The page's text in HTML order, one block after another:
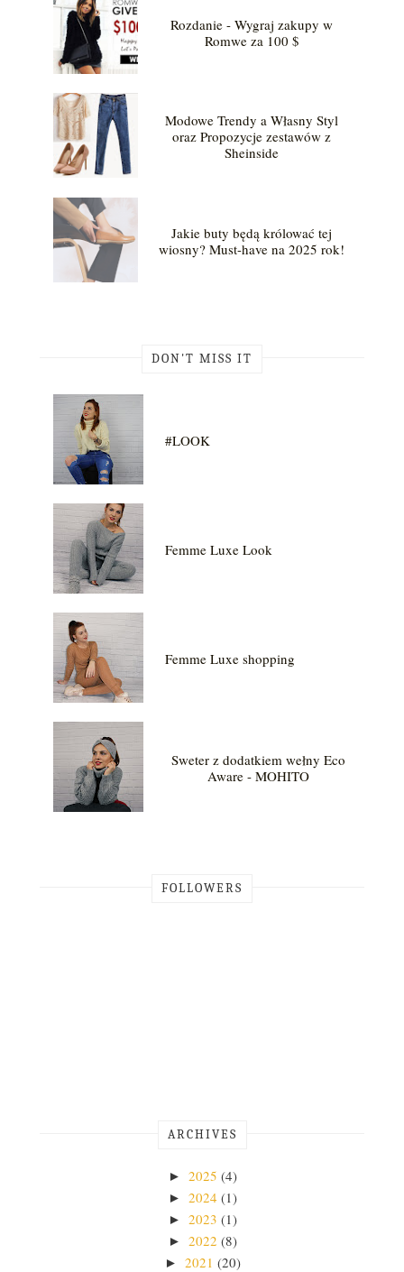
Rozdanie - Wygraj zakupy w
Romwe za 100 $
Modowe Trendy a Własny Styl
oraz Propozycje zestawów z
Sheinside
Jakie buty będą królować tej
wiosny? Must-have na 2025 rok!
DON'T MISS IT
#LOOK
Femme Luxe Look
Femme Luxe shopping
Sweter z dodatkiem wełny Eco
Aware - MOHITO
FOLLOWERS
ARCHIVES
► 2025 (4)
► 2024 (1)
► 2023 (1)
► 2022 (8)
► 2021 (20)